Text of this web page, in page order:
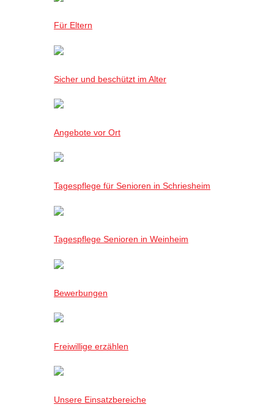
Für Eltern
Sicher und beschützt im Alter
Angebote vor Ort
Tagespflege für Senioren in Schriesheim
Tagespflege Senioren in Weinheim
Bewerbungen
Freiwillige erzählen
Unsere Einsatzbereiche